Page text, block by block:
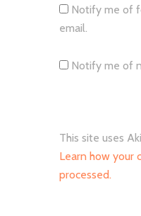
Notify me of
email.
Notify me of
This site uses
Learn how your
processed.